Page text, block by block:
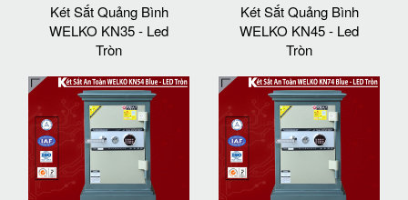
Két Sắt Quảng Bình
WELKO KN35 - Led
Tròn
Két Sắt Quảng Bình
WELKO KN45 - Led
Tròn